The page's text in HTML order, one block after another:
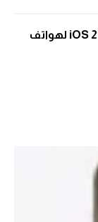
شركة أبل تؤكد دعم نظام iOS 27 لهواتف